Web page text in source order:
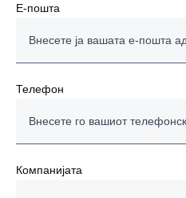
E-пошта
Телефон
Компанијата